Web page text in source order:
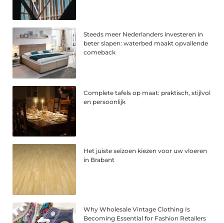
Steeds meer Nederlanders investeren in
beter slapen: waterbed maakt opvallende
comeback
Complete tafels op maat: praktisch, stijlvol
en persoonlijk
Het juiste seizoen kiezen voor uw vloeren
in Brabant
Why Wholesale Vintage Clothing Is
Becoming Essential for Fashion Retailers